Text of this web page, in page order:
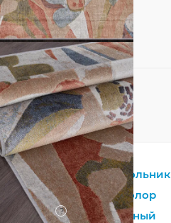
Прямоугольник
Мультиколор
?
Натуральный